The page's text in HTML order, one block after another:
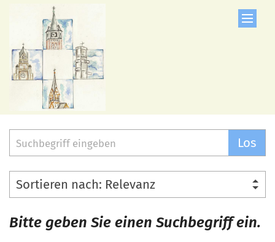
Zum Inhalt springen
Suche Los
Bitte geben Sie einen Suchbegriff ein.